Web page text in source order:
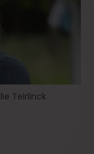
Teirlinck